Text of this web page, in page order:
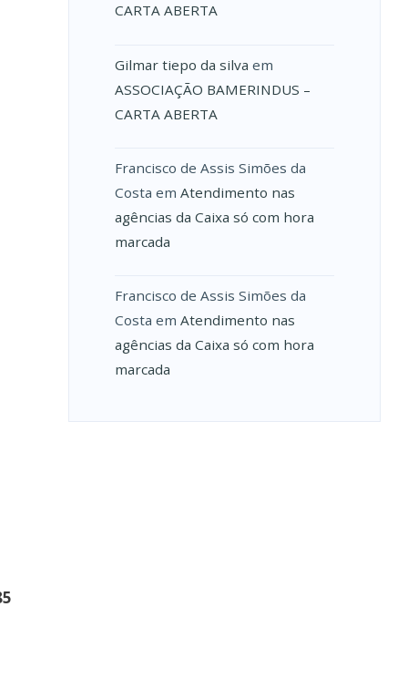
CARTA ABERTA
Gilmar tiepo da silva em
ASSOCIAÇÃO BAMERINDUS –
CARTA ABERTA
Francisco de Assis Simões da
Costa em Atendimento nas
agências da Caixa só com hora
marcada
Francisco de Assis Simões da
Costa em Atendimento nas
agências da Caixa só com hora
marcada